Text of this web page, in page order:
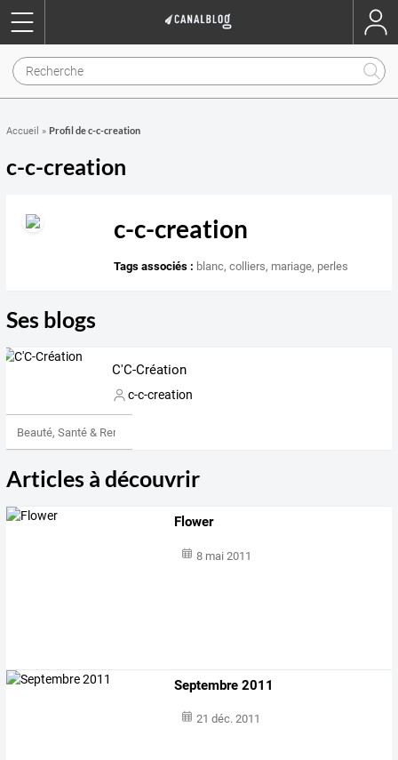
Accueil » Profil de c-c-creation
c-c-creation
c-c-creation
Tags associés : blanc,colliers, mariage, perles
Ses blogs
C'C-Création
c-c-creation
Beauté, Santé & Remise en forme
Articles à découvrir
Flower
8 mai 2011
Septembre 2011
21 déc. 2011